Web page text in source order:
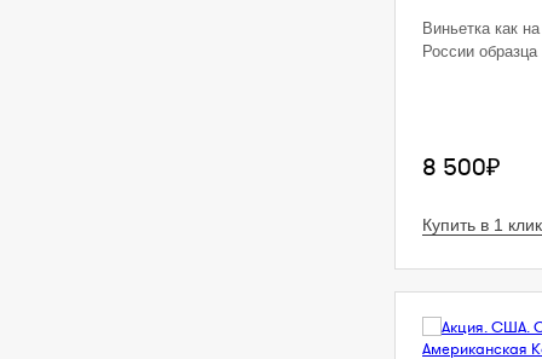
Виньетка как
России образца
8 500₽
Купить в 1 клик